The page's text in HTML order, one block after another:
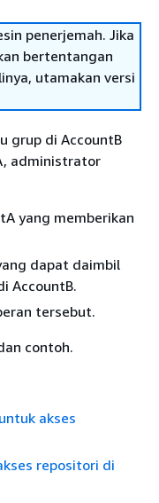
penerjemah. Jika
bertentangan
utamakan versi
grup di AccountB
administrator
yang memberikan
dapat daimbil
AccountB.
tersebut.
contoh.
akses
repositori di